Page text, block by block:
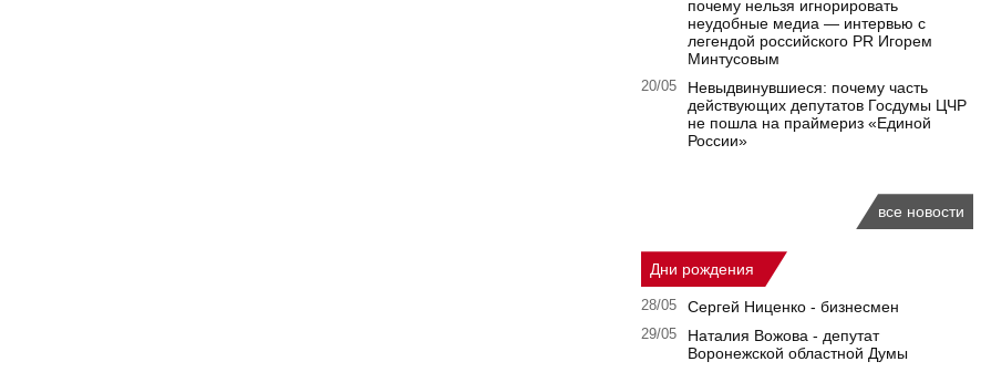
почему нельзя игнорировать
неудобные медиа — интервью с
легендой российского PR Игорем
Минтусовым
20/05
Невыдвинувшиеся: почему часть
действующих депутатов Госдумы ЦЧР
не пошла на праймериз «Единой
России»
все новости
Дни рождения
28/05 Сергей Ниценко - бизнесмен
29/05
Наталия Вожова - депутат
Воронежской областной Думы